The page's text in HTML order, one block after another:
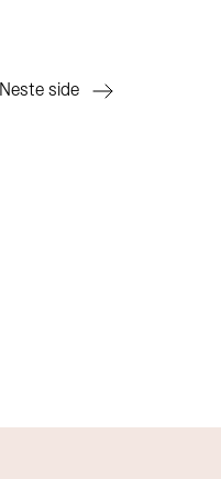
Neste side